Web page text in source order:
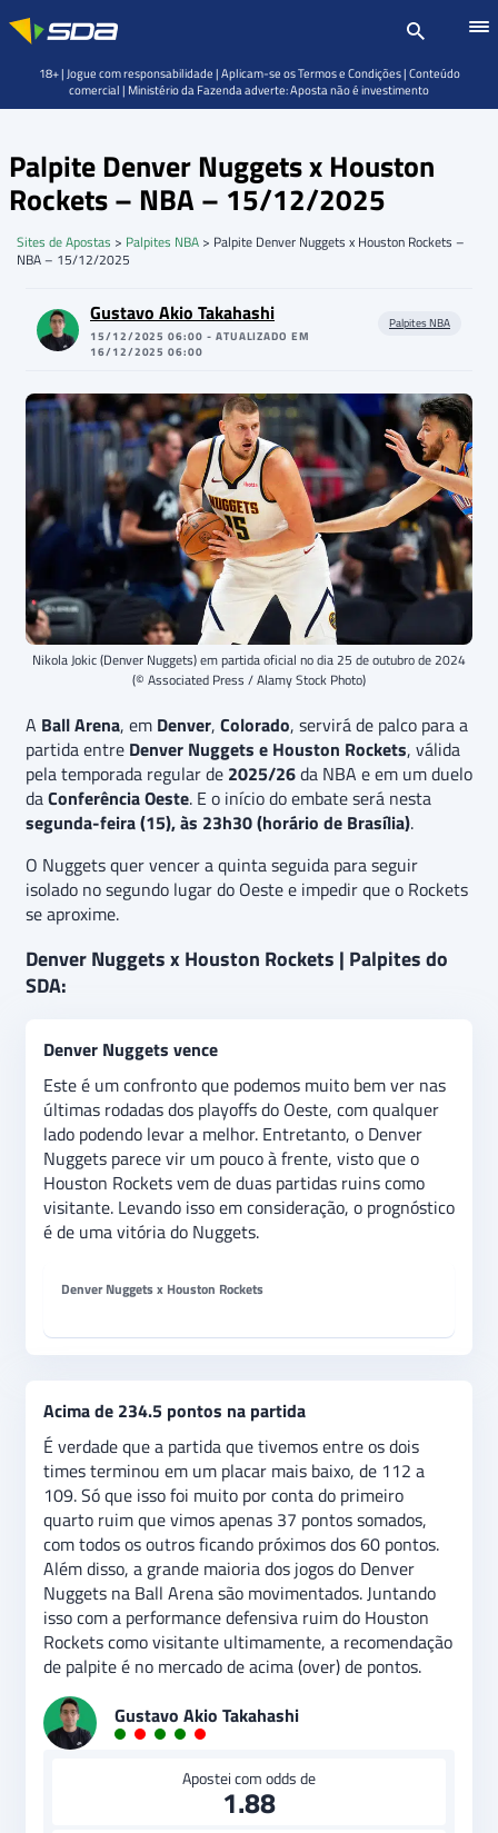
Palpite Denver Nuggets x Houston
Rockets – NBA – 15/12/2025
Sites de Apostas > Palpites NBA > Palpite Denver Nuggets x Houston Rockets –
NBA – 15/12/2025
Gustavo Akio Takahashi
15/12/2025 06:00 - ATUALIZADO EM
16/12/2025 06:00
Palpites NBA
Nikola Jokic (Denver Nuggets) em partida oficial no dia 25 de outubro de 2024
(© Associated Press / Alamy Stock Photo)
A Ball Arena, em Denver, Colorado, servirá de palco para a
partida entre Denver Nuggets e Houston Rockets, válida
pela temporada regular de 2025/26da NBA e em um duelo
daConferência Oeste. E o início do embate será nesta
segunda-feira (15), às 23h30 (horário de Brasília).
O Nuggets quer vencer a quinta seguida para seguir
isolado no segundo lugar do Oeste e impedir que o Rockets
se aproxime.
Denver Nuggets x Houston Rockets | Palpites do
SDA:
Denver Nuggets vence
Este é um confronto que podemos muito bem ver nas
últimas rodadas dos playoffs do Oeste, com qualquer
lado podendo levar a melhor. Entretanto, o Denver
Nuggets parece vir um pouco à frente, visto que o
Houston Rockets vem de duas partidas ruins como
visitante. Levando isso em consideração, o prognóstico
é de uma vitória do Nuggets.
Denver Nuggets x Houston Rockets
Acima de 234.5 pontos na partida
É verdade que a partida que tivemos entre os dois
times terminou em um placar mais baixo, de 112 a
109. Só que isso foi muito por conta do primeiro
quarto ruim que vimos apenas 37 pontos somados,
com todos os outros ficando próximos dos 60 pontos.
Além disso, a grande maioria dos jogos do Denver
Nuggets na Ball Arena são movimentados. Juntando
isso com a performance defensiva ruim do Houston
Rockets como visitante ultimamente, a recomendação
de palpite é no mercado de acima (over) de pontos.
Gustavo Akio Takahashi
Apostei com odds de
1.88
18+ | Jogue com responsabilidade | Aplicam-se os Termos e Condições | Conteúdo
comercial | Ministério da Fazenda adverte: Aposta não é investimento